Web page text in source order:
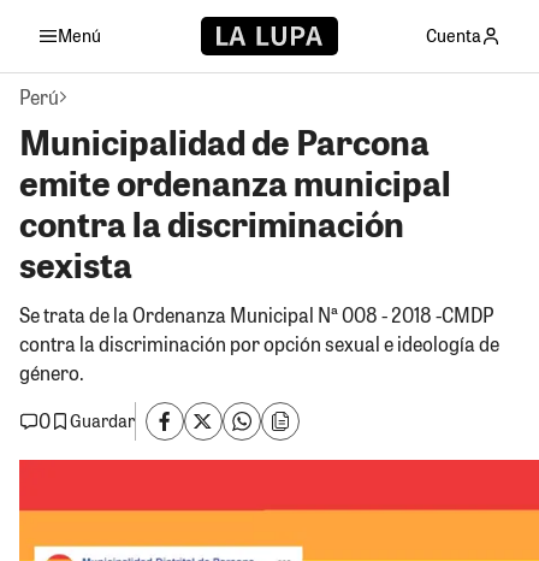
Menú Cuenta
Perú
Municipalidad de Parcona
emite ordenanza municipal
contra la discriminación
sexista
Se trata de la Ordenanza Municipal Nª 008 - 2018 -CMDP
contra la discriminación por opción sexual e ideología de
género.
0
Guardar